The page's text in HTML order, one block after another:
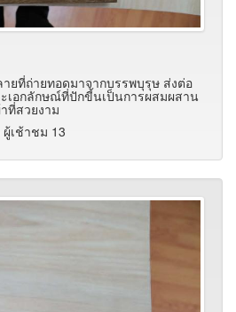
ยที่ถ่ายทอดมาจากบรรพบุรุษ ส่งต่อ
เอกลักษณ์ที่ปักขี้นเป็นการผสมผสาน
ที่สวยงาม
ผู้เช้าชม 13